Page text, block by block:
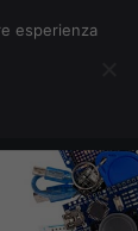
esperienza